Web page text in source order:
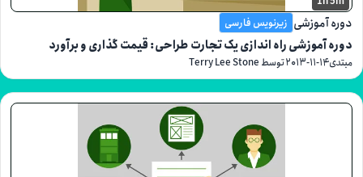
زیرنویس فارسی
راه اندازی یک تجارت طراحی: قیمت گذاری و برآورد
۱۱-۱۴توسط Terry Lee Stone